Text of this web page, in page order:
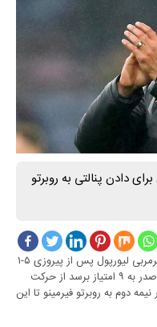
دادن پنالتی به روبرتو
: یورگن کلوپ، سرمربی لیورپول پس از پیروزی ۵-۱
تیمش مقابل آرسنال که باعث شد اختلاف در صدر به ۹ امتیاز برسد از حرکت
دوم به روبرتو فیرمینو تا این